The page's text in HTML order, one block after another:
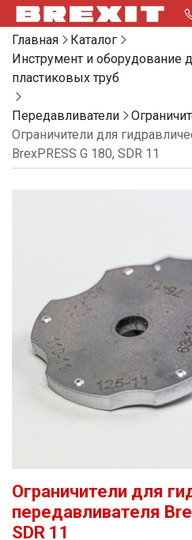
Главная
Каталог
Инструмент и оборудование
пластиковых труб
Передавливатели
Ограничители для
BrexPRESS G 180, SDR 11
Ограничители для
передавливателя
SDR 11